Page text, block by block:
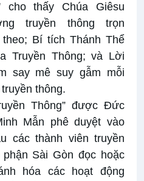
cho thấy Chúa Giêsu
truyền thông trọn
Bí tích Thánh Thể
Truyền Thông; và Lời
say mê suy gẫm mỗi
thông.
Thông” được Đức
Mẫn phê duyệt vào
các thành viên truyền
Sài Gòn đọc hoặc
hóa các hoạt động